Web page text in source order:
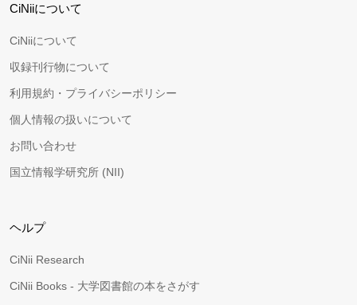
CiNiiについて
CiNiiについて
収録刊行物について
利用規約・プライバシーポリシー
個人情報の扱いについて
お問い合わせ
国立情報学研究所 (NII)
ヘルプ
CiNii Research
CiNii Books - 大学図書館の本をさがす